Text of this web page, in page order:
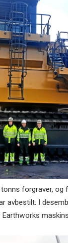
forgraver, og
avbestilt. I